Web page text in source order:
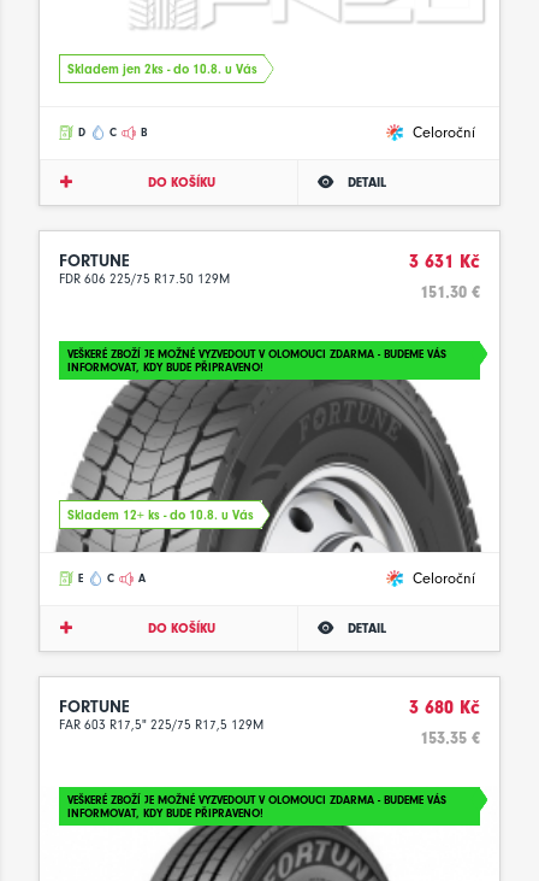
Skladem jen 2ks - do 10.8. u Vás
D C B Celoroční
DO KOŠÍKU DETAIL
FORTUNE
FDR 606 225/75 R17.50 129M
3 631 Kč
151.30 €
VEŠKERÉ ZBOŽÍ JE MOŽNÉ VYZVEDOUT V OLOMOUCI ZDARMA - BUDEME VÁS
INFORMOVAT, KDY BUDE PŘIPRAVENO!
Skladem 12+ ks - do 10.8. u Vás
E C A Celoroční
DO KOŠÍKU DETAIL
FORTUNE
FAR 603 R17,5" 225/75 R17,5 129M
3 680 Kč
153.35 €
VEŠKERÉ ZBOŽÍ JE MOŽNÉ VYZVEDOUT V OLOMOUCI ZDARMA - BUDEME VÁS
INFORMOVAT, KDY BUDE PŘIPRAVENO!